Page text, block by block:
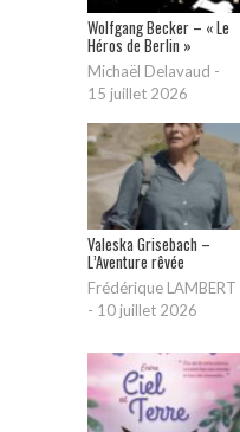
Wolfgang Becker – « Le
Héros de Berlin »
Michaël Delavaud -
15 juillet 2026
Valeska Grisebach –
L’Aventure rêvée
Frédérique LAMBERT
- 10 juillet 2026